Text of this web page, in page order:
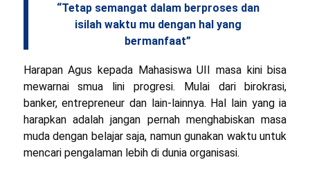
“Tetap semangat dalam berproses dan
isilah waktu mu dengan hal yang
bermanfaat”
Harapan Agus kepada Mahasiswa UII masa kini bisa
mewarnai smua lini progresi. Mulai dari birokrasi,
banker, entrepreneur dan lain-lainnya. Hal lain yang ia
harapkan adalah jangan pernah menghabiskan masa
muda dengan belajar saja, namun gunakan waktu untuk
mencari pengalaman lebih di dunia organisasi.